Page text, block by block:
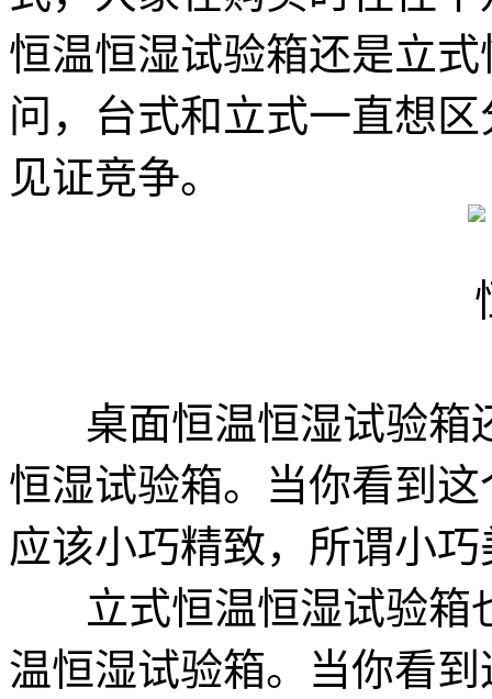
恒温恒湿试验箱还是立
问，台式和立式一直想
见证竞争。
桌面恒温恒湿试验箱
恒湿试验箱。当你看到
应该小巧精致，所谓小
立式恒温恒湿试验箱
温恒湿试验箱。当你看